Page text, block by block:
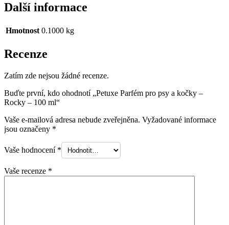
Další informace
Hmotnost 0.1000 kg
Recenze
Zatím zde nejsou žádné recenze.
Buďte první, kdo ohodnotí „Petuxe Parfém pro psy a kočky –
Rocky – 100 ml“
Vaše e-mailová adresa nebude zveřejněna. Vyžadované informace
jsou označeny *
Vaše hodnocení *
Vaše recenze *